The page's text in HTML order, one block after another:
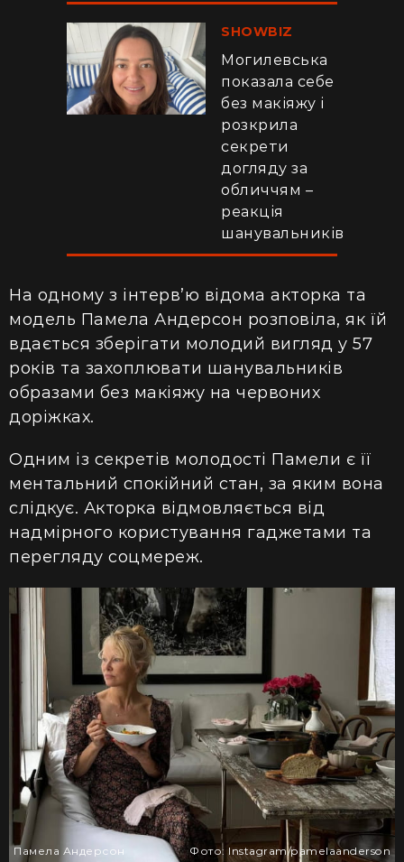
SHOWBIZ
Могилевська
показала себе
без макіяжу і
розкрила
секрети
догляду за
обличчям –
реакція
шанувальників
На одному з інтерв’ю відома акторка та
модель Памела Андерсон розповіла, як їй
вдається зберігати молодий вигляд у 57
років та захоплювати шанувальників
образами без макіяжу на червоних
доріжках.
Одним із секретів молодості Памели є її
ментальний спокійний стан, за яким вона
слідкує. Акторка відмовляється від
надмірного користування гаджетами та
перегляду соцмереж.
Памела Андерсон Фото: Іnstagram/pamelaanderson